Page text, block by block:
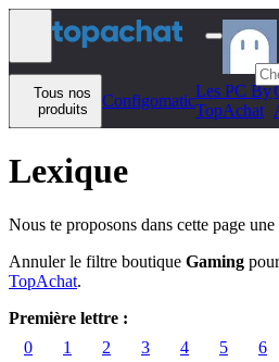
Aller au contenu
Tous nos
produits
Configomatic
Les PC By
TopAchat
Lexique
Nous te proposons dans cette page
Annuler le filtre boutique Gaming
TopAchat.
Première lettre :
0
1 2 3 4 5 6